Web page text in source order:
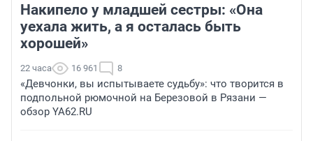
Накипело у младшей сестры: «Она
уехала жить, а я осталась быть
хорошей»
22 часа 16 961 8
«Девчонки, вы испытываете судьбу»: что творится в
подпольной рюмочной на Березовой в Рязани —
обзор YA62.RU